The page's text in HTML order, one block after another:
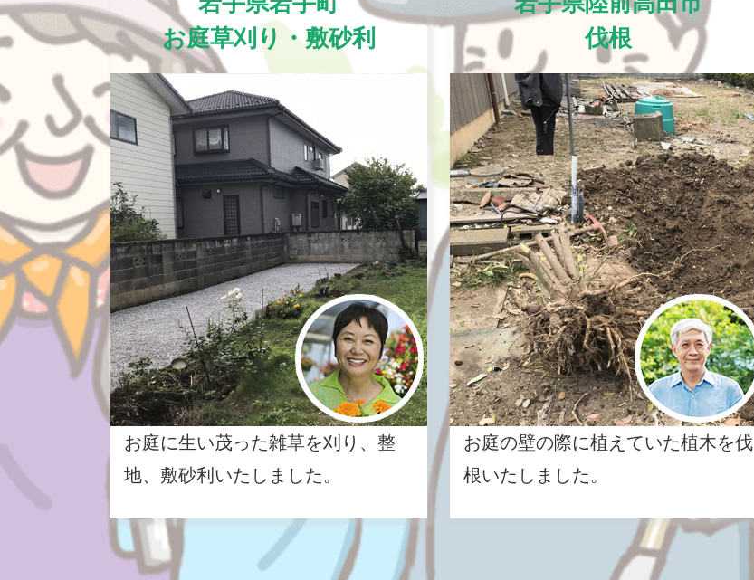
お庭草刈り・敷砂利
お庭に生い茂った雑草を刈り、整
地、敷砂利いたしました。
伐根
お庭の壁の際に植えていた植木を伐
根いたしました。